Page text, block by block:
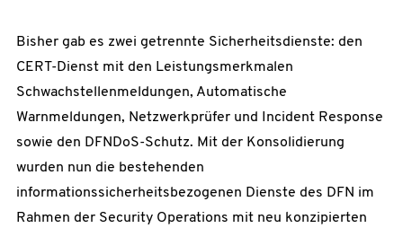
Bisher gab es zwei getrennte Sicherheitsdienste: den
CERT-Dienst mit den Leistungsmerkmalen
Schwachstellenmeldungen, Automatische
Warnmeldungen, Netzwerkprüfer und Incident Response
sowie den DFNDoS-Schutz. Mit der Konsolidierung
wurden nun die bestehenden
informationssicherheitsbezogenen Dienste des DFN im
Rahmen der Security Operations mit neu konzipierten